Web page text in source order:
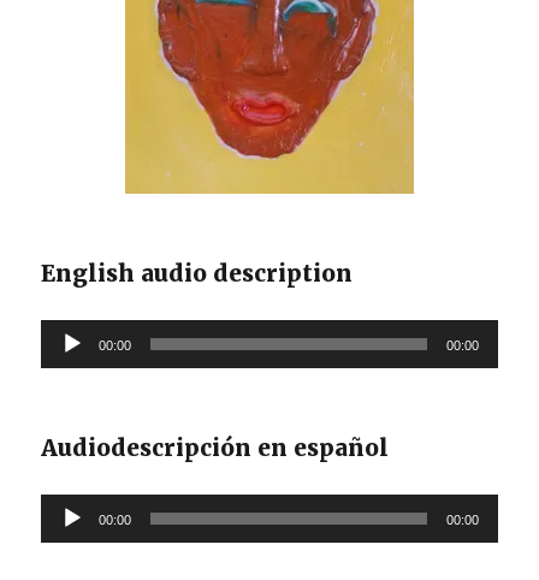
English audio description
Reproductor
de
00:00 00:00
Audiodescripción en español
Reproductor
de
00:00 00:00